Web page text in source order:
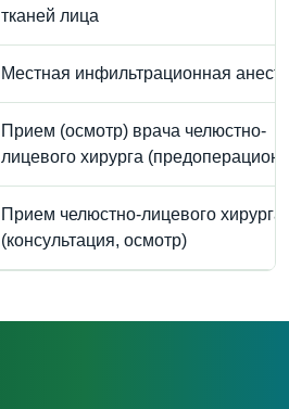
тканей лица
Местная инфильтрационная
Прием (осмотр) врача челюстно-
лицевого хирурга
Прием челюстно-лицевого хирурга
(консультация, осмотр)